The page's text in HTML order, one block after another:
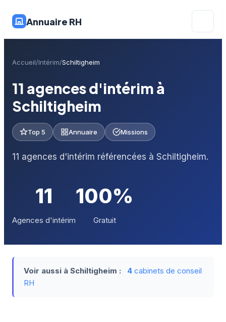
Annuaire RH
Accueil Intérim Schiltigheim
11 agences d'intérim à
Schiltigheim
Top 5 Annuaire Missions
11 agences d'intérim référencées à Schiltigheim.
11
Agences d'intérim
100%
Gratuit
Voir aussi à Schiltigheim : 4 cabinets de conseil
RH